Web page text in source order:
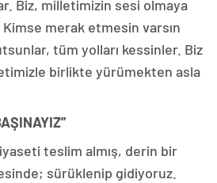
Biz, milletimizin sesi olmaya
merak etmesin varsın
tüm yolları kessinler. Biz
birlikte yürümekten asla
teslim almış, derin bir
sürüklenip gidiyoruz.